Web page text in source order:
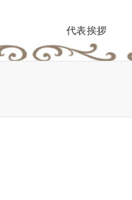
代表挨拶